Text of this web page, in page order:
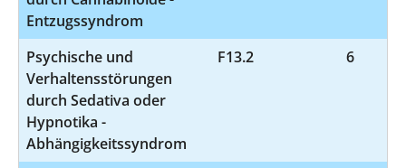
Entzugssyndrom
Psychische und
Verhaltensstörungen
durch Sedativa oder
Hypnotika -
Abhängigkeitssyndrom
F13.2 6